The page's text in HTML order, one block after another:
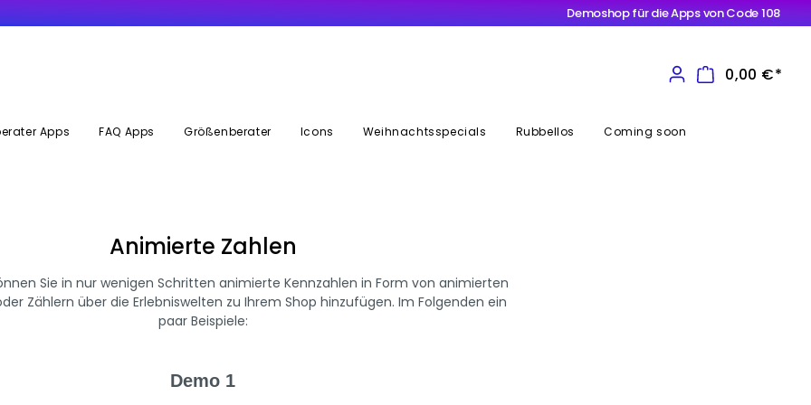
Demoshop für die Apps von Code 108
0,00 €*
Apps FAQ Apps Größenberater Icons Weihnachtsspecials Rubbellos Coming soon
Animierte Zahlen
Sie in nur wenigen Schritten animierte Kennzahlen in Form von animierten
Zählern über die Erlebniswelten zu Ihrem Shop hinzufügen. Im Folgenden ein
paar Beispiele:
Demo 1